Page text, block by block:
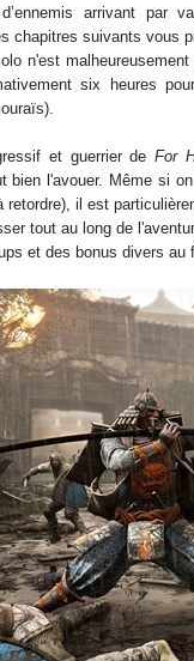
arrivant par
chapitres suivants vous
n'est
six heures
).
et guerrier de For
bien l'avouer. Même si
retordre), il est
tout au long de
et des bonus divers au